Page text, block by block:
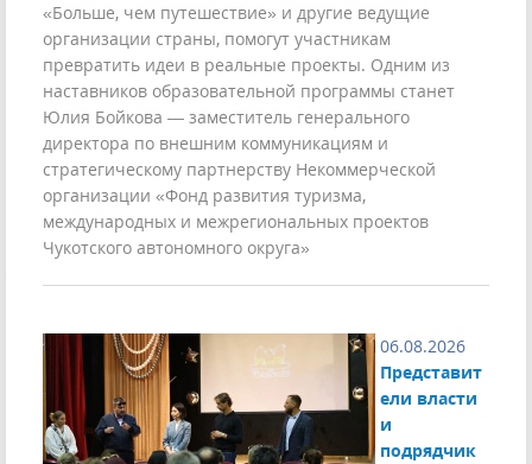
«Больше, чем путешествие» и другие ведущие
организации страны, помогут участникам
превратить идеи в реальные проекты. Одним из
наставников образовательной программы станет
Юлия Бойкова — заместитель генерального
директора по внешним коммуникациям и
стратегическому партнерству Некоммерческой
организации «Фонд развития туризма,
международных и межрегиональных проектов
Чукотского автономного округа»
06.08.2026
Представит
ели власти
и
подрядчик